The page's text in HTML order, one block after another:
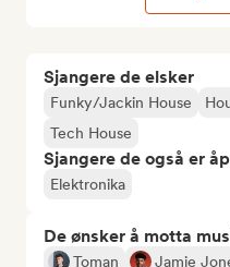
Sjangere de elsker
Funky/Jackin House
Tech House
Sjangere de også er
Elektronika
De ønsker å motta
Toman Jamie